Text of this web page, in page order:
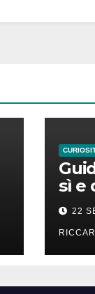
sì e
e 22